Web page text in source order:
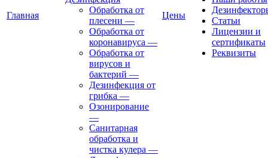
Главная
Обработка от
плесени —
Обработка от
коронавируса —
Обработка от
вирусов и
бактерий —
Дезинфекция от
грибка —
Озонирование
—
Санитарная
обработка и
чистка кулера —
Цены
Статьи
Лицензии и
сертификаты
Реквизиты